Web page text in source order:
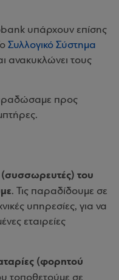
υπάρχουν επίσης
Συλλογικό Σύστημα
ανακυκλώνει τους
προς
(συσσωρευτές) του
. Τις παραδίδουμε σε
υπηρεσίες, για να
εταιρείες
(φορητού